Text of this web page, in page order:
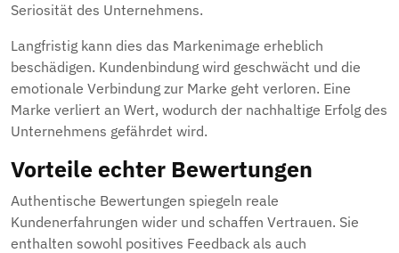
Seriosität des Unternehmens.
Langfristig kann dies das Markenimage erheblich
beschädigen. Kundenbindung wird geschwächt und die
emotionale Verbindung zur Marke geht verloren. Eine
Marke verliert an Wert, wodurch der nachhaltige Erfolg des
Unternehmens gefährdet wird.
Vorteile echter Bewertungen
Authentische Bewertungen spiegeln reale
Kundenerfahrungen wider und schaffen Vertrauen. Sie
enthalten sowohl positives Feedback als auch